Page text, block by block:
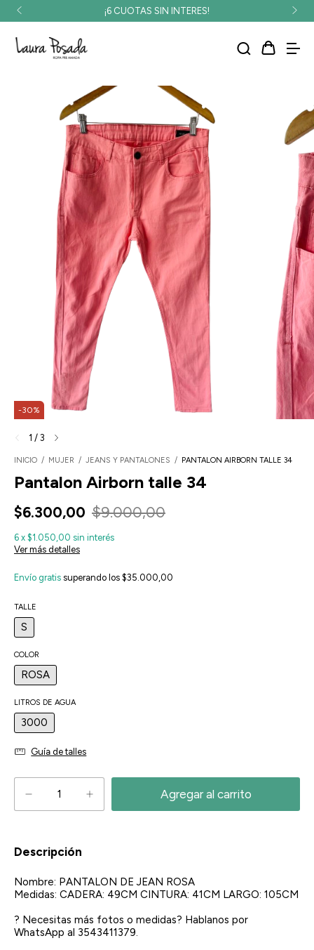
¡6 CUOTAS SIN INTERES!
-30%
1 / 3
INICIO / MUJER / JEANS Y PANTALONES / PANTALON AIRBORN TALLE 34
Pantalon Airborn talle 34
$6.300,00 $9.000,00
6 x $1.050,00 sin interés
Ver más detalles
Envío gratis superando los $35.000,00
TALLE
S
COLOR
ROSA
LITROS DE AGUA
3000
Guía de talles
Descripción
Nombre: PANTALON DE JEAN ROSA
Medidas: CADERA: 49CM CINTURA: 41CM LARGO: 105CM
? Necesitas más fotos o medidas? Hablanos por
WhatsApp al 3543411379.